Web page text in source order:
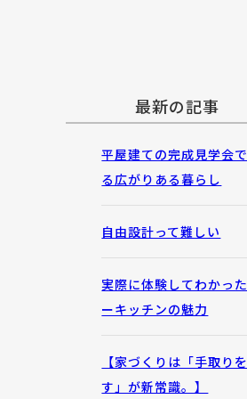
最新の記事
平屋建ての完成見学会
る広がりある暮らし
自由設計って難しい
実際に体験してわかっ
ーキッチンの魅力
【家づくりは「手取り
す」が新常識。】